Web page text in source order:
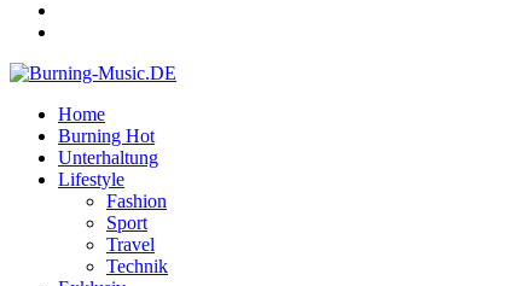
Home
Burning Hot
Unterhaltung
Lifestyle
Fashion
Sport
Travel
Technik